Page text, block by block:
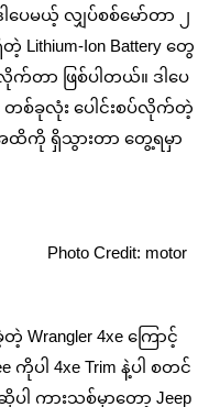
ါပေမယ့် လျှပ်စစ်မော်တာ ၂
Lithium-Ion Battery တွေ
လိုက်တာ ဖြစ်ပါတယ်။ ဒါပေ
တစ်ခုလုံး ပေါင်းစပ်လိုက်တဲ့
အထိကို ရှိသွားတာ တွေ့ရမှာ
motor
4xe ကြောင့်
ကိုပါ 4xe Trim နဲ့ပါ စတင်
ကားသစ်မှာတော့ Jeep